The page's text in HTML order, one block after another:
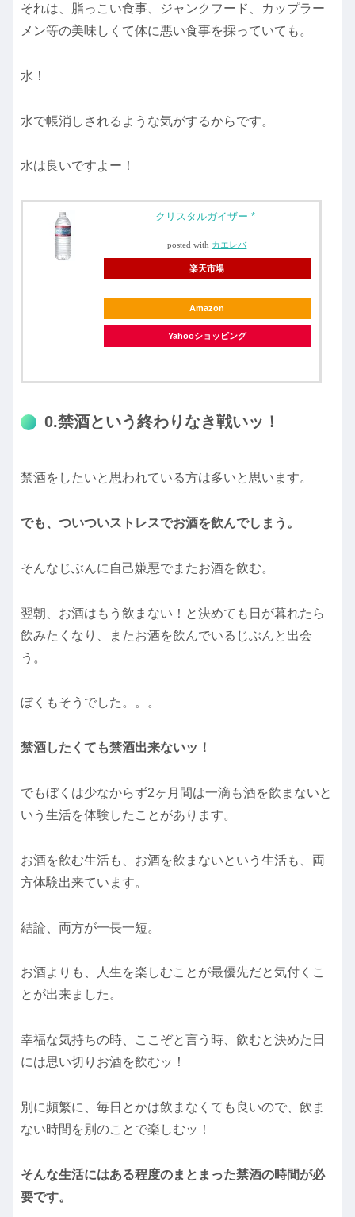
それは、脂っこい食事、ジャンクフード、カップラー
メン等の美味しくて体に悪い食事を採っていても。
水！
水で帳消しされるような気がするからです。
水は良いですよー！
クリスタルガイザー *
posted with カエレバ
楽天市場
Amazon
Yahooショッピング
0.禁酒という終わりなき戦いッ！
禁酒をしたいと思われている方は多いと思います。
でも、ついついストレスでお酒を飲んでしまう。
そんなじぶんに自己嫌悪でまたお酒を飲む。
翌朝、お酒はもう飲まない！と決めても日が暮れたら
飲みたくなり、またお酒を飲んでいるじぶんと出会
う。
ぼくもそうでした。。。
禁酒したくても禁酒出来ないッ！
でもぼくは少なからず2ヶ月間は一滴も酒を飲まないと
いう生活を体験したことがあります。
お酒を飲む生活も、お酒を飲まないという生活も、両
方体験出来ています。
結論、両方が一長一短。
お酒よりも、人生を楽しむことが最優先だと気付くこ
とが出来ました。
幸福な気持ちの時、ここぞと言う時、飲むと決めた日
には思い切りお酒を飲むッ！
別に頻繁に、毎日とかは飲まなくても良いので、飲ま
ない時間を別のことで楽しむッ！
そんな生活にはある程度のまとまった禁酒の時間が必
要です。